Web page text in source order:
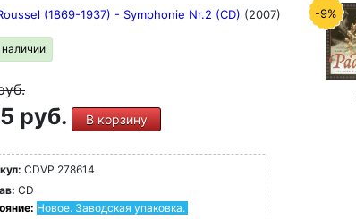
(1869-1937) - Symphonie Nr.2 (CD) (2007)
наличии
руб. В корзину
CDVP 278614
CD
Новое. Заводская упаковка.
-9%